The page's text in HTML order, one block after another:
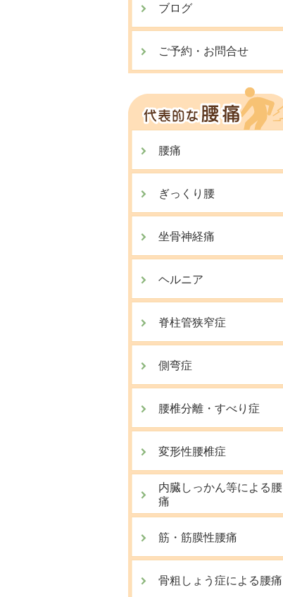
ブログ
ご予約・お問合せ
腰痛
ぎっくり腰
坐骨神経痛
ヘルニア
脊柱管狭窄症
側弯症
腰椎分離・すべり症
変形性腰椎症
内臓しっかん等による腰
痛
筋・筋膜性腰痛
骨粗しょう症による腰痛